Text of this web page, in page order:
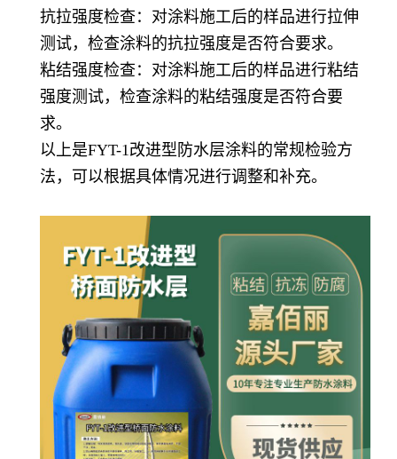
抗拉强度检查：对涂料施工后的样品进行拉伸
测试，检查涂料的抗拉强度是否符合要求。
粘结强度检查：对涂料施工后的样品进行粘结
强度测试，检查涂料的粘结强度是否符合要
求。
以上是FYT-1改进型防水层涂料的常规检验方
法，可以根据具体情况进行调整和补充。